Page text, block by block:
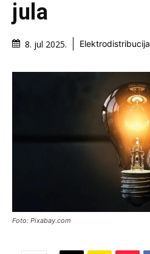
jula
8. jul 2025. Elektrodistribucija
Foto: Pixabay.com